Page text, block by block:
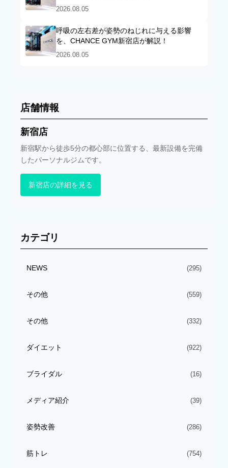
2026.08.05
呼吸の左右差が姿勢のねじれに与える影響
を、CHANCE GYM新宿店が解説！
2026.08.05
店舗情報
新宿店
新宿駅から徒歩5分の都心部に位置する、最新設備を完備
したパーソナルジムです。
新宿店の詳細を見る
カテゴリ
NEWS (295)
その他 (559)
その他 (332)
ダイエット (922)
ブライダル (16)
メディア紹介 (39)
姿勢改善 (286)
筋トレ (754)